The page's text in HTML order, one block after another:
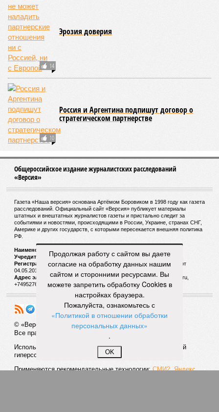
14
Эрозия доверия
10
Россия и Аргентина подпишут договор о
стратегическом партнерстве
Общероссийское издание журналистских расследований
«Версия»
Газета «Наша версия» основана Артёмом Боровиком в 1998 году как газета
расследований. Официальный сайт «Версия» публикует материалы
штатных и внештатных журналистов газеты и пристально следит за
событиями и новостями, происходящими в России, Украине, странах СНГ,
Америке и других государств, с которыми пересекается внешняя политика
РФ.
Наименование:
Учредитель:
ООО «Версия»,Главный редактор:Горевой Р. Г.
Регистрационный номер Роскомнадзора:ЭЛ № ФС 77 - 72681 от
04.05.2018 г.
Адрес электронной почты и телефон редакции:versia@versia.ru,
+74952760348
© «Версия»
Все права защищены
Использование материалов «Версии» без индексируемой
гиперссылки запрещено
Применяются рекомендательные технологии:СМИ2, Яндекс,
Продолжая работу с сайтом вы даете
согласие на обработку данных нашим
сайтом и сторонними ресурсами. Вы
можете запретить обработку Cookies в
настройках браузера.
Пожалуйста, ознакомьтесь с
«Политикой в отношении обработки
персональных данных»
.
OK